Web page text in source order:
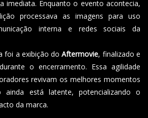
imediata. Enquanto o evento acontecia,
processava as imagens para uso
interna e redes sociais da
foi a exibição doAftermovie, finalizado e
o encerramento. Essa agilidade
revivam os melhores momentos
ainda está latente, potencializando o
da marca.